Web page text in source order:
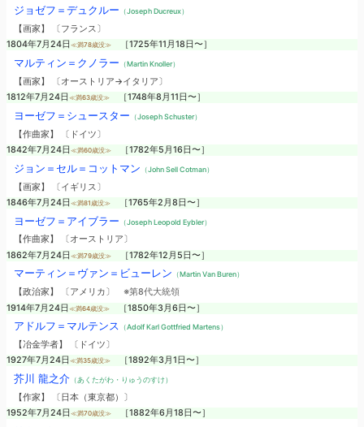
ジョゼフ＝デュクルー （Joseph Ducreux）
【画家】 〔フランス〕
1804年7月24日 ≪満78歳没≫ ［1725年11月18日〜］
マルティン＝クノラー （Martin Knoller）
【画家】 〔オーストリア→イタリア〕
1812年7月24日 ≪満63歳没≫ ［1748年8月11日〜］
ヨーゼフ＝シュースター （Joseph Schuster）
【作曲家】 〔ドイツ〕
1842年7月24日 ≪満60歳没≫ ［1782年5月16日〜］
ジョン＝セル＝コットマン （John Sell Cotman）
【画家】 〔イギリス〕
1846年7月24日 ≪満81歳没≫ ［1765年2月8日〜］
ヨーゼフ＝アイブラー （Joseph Leopold Eybler）
【作曲家】 〔オーストリア〕
1862年7月24日 ≪満79歳没≫ ［1782年12月5日〜］
マーティン＝ヴァン＝ビューレン （Martin Van Buren）
【政治家】 〔アメリカ〕 ※第8代大統領
1914年7月24日 ≪満64歳没≫ ［1850年3月6日〜］
アドルフ＝マルテンス （Adolf Karl Gottfried Martens）
【冶金学者】 〔ドイツ〕
1927年7月24日 ≪満35歳没≫ ［1892年3月1日〜］
芥川 龍之介（あくたがわ・りゅうのすけ）
【作家】 〔日本（東京都）〕
1952年7月24日 ≪満70歳没≫ ［1882年6月18日〜］